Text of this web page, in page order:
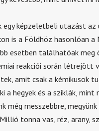
egy képzeletbeli utazást
is a Földhöz hasonlóan a
esetben találhatóak meg
reakciói során létrejött
amit csak a kémikusok
a hegyek és a sziklák, mint
még messzebbre,
tonna vas, réz, arany,